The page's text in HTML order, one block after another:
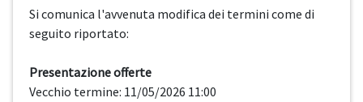
Si comunica l'avvenuta modifica dei termini come di
seguito riportato:
Presentazione offerte
Vecchio termine: 11/05/2026 11:00